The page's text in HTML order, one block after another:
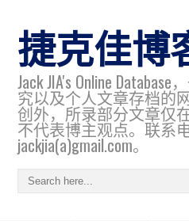
捷克佳博
Jack JIA's Online
究以及个人文章存档的
创外，所录部分文章仅
不代表博主观点。联系
jackjia(a)gmail.com。